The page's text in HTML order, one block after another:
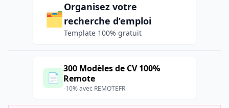
🗂️
Organisez votre
recherche d’emploi
Template 100% gratuit
📄
300 Modèles de CV 100%
Remote
-10% avec REMOTEFR